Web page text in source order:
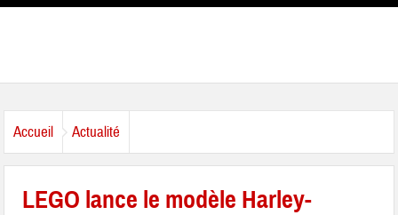
Accueil Actualité
LEGO lance le modèle Harley-